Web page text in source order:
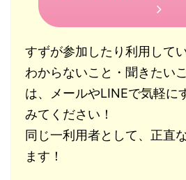
すずが参加したり利用して
わからないこと・聞きたい
は、メールやLINEで気軽に
みてください！
同じ一利用者として、正直
ます！